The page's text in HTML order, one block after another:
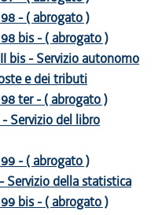
- ( abrogato )
bis - ( abrogato )
bis - Servizio autonomo
e dei tributi
ter - ( abrogato )
- Servizio del libro
- ( abrogato )
Servizio della statistica
bis - ( abrogato )